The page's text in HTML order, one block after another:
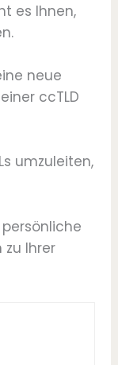
es Ihnen,
neue
ccTLD
umzuleiten,
persönliche
Ihrer